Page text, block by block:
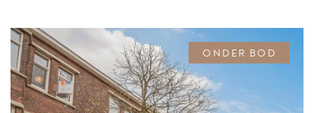
ONDER BOD